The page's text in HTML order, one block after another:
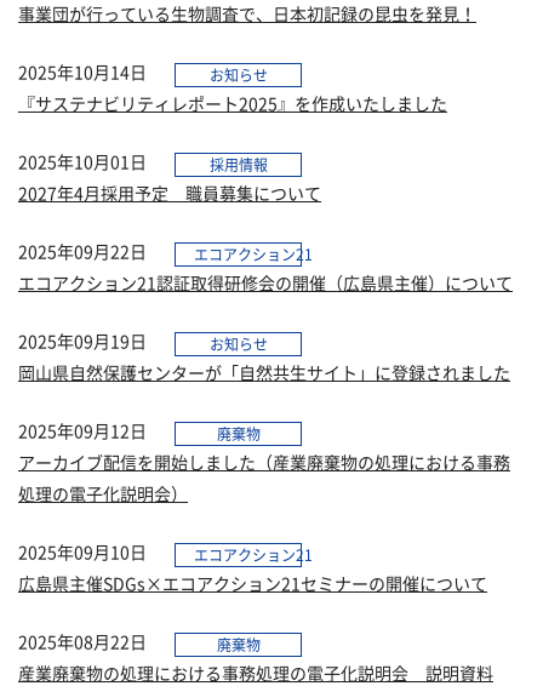
事業団が行っている生物調査で、日本初記録の昆虫を発見！
2025年10月14日 お知らせ
『サステナビリティレポート2025』を作成いたしました
2025年10月01日 採用情報
2027年4月採用予定 職員募集について
2025年09月22日 エコアクション21
エコアクション21認証取得研修会の開催（広島県主催）について
2025年09月19日 お知らせ
岡山県自然保護センターが「自然共生サイト」に登録されました
2025年09月12日 廃棄物
アーカイブ配信を開始しました（産業廃棄物の処理における事務
処理の電子化説明会）
2025年09月10日 エコアクション21
広島県主催SDGs×エコアクション21セミナーの開催について
2025年08月22日 廃棄物
産業廃棄物の処理における事務処理の電子化説明会 説明資料